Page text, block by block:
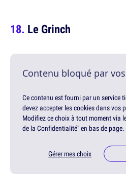
Le Grinch
Contenu bloqué par
Ce contenu est fourni par un service
devez accepter les cookies dans vos
Modifiez ce choix à tout moment via
de la Confidentialité" en bas de page.
Gérer mes choix